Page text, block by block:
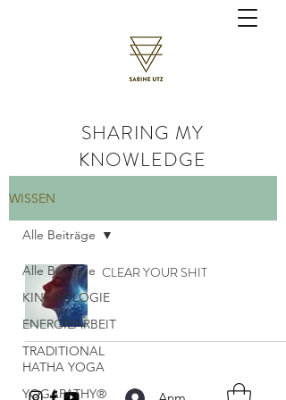
SHARING MY
KNOWLEDGE
WISSEN
Alle Beiträge
KINESIOLOGIE
ENERGIEARBEIT
TRADITIONAL
HATHA YOGA
YOGAPATHY®
Alle Beiträge
CLEAR YOUR SHIT